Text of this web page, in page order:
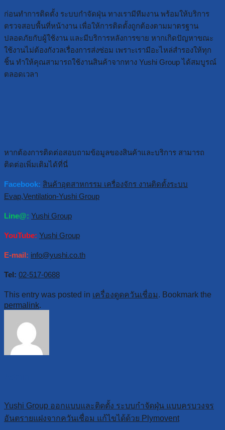
ก่อนทำการติดตั้ง ระบบกำจัดฝุ่น ทางเรามีทีมงาน พร้อมให้บริการ
ตรวจสอบพื้นที่หน้างาน เพื่อให้การติดตั้งถูกต้องตามมาตรฐาน
ปลอดภัยกับผู้ใช้งาน และมีบริการหลังการขาย หากเกิดปัญหาขณะ
ใช้งานไม่ต้องกังวลเรื่องการส่งซ่อม เพราะเรามีอะไหล่สำรองให้ทุก
ชิ้น ทำให้คุณสามารถใช้งานสินค้าจากทาง Yushi Group ได้สมบูรณ์
ตลอดเวลา
หากต้องการติดต่อสอบถามข้อมูลของสินค้าและบริการ สามารถ
ติดต่อเพิ่มเติมได้ที่นี่
Facebook: สินค้าอุตสาหกรรม เครื่องจักร งานติดตั้งระบบ
Evap,Ventilation-Yushi Group
Line@: Yushi Group
YouTube: Yushi Group
E-mail: info@yushi.co.th
Tel: 02-517-0688
This entry was posted in เครื่องดูดควันเชื่อม. Bookmark the
permalink.
Yushi Group ออกแบบและติดตั้ง ระบบกำจัดฝุ่น แบบครบวงจร
อันตรายแฝงจากควันเชื่อม แก้ไขได้ด้วย Plymovent